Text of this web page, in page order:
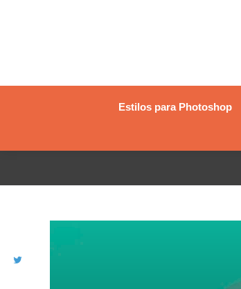
Estilos para Photoshop